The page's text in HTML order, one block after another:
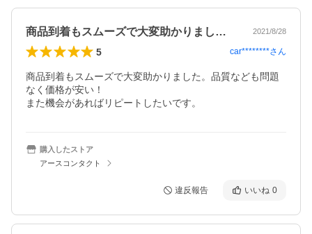
商品到着もスムーズで大変助かりました。… 2021/8/28
5 car********さん
商品到着もスムーズで大変助かりました。品質なども問題
なく価格が安い！
また機会があればリピートしたいです。
購入したストア
アースコンタクト
違反報告 いいね 0